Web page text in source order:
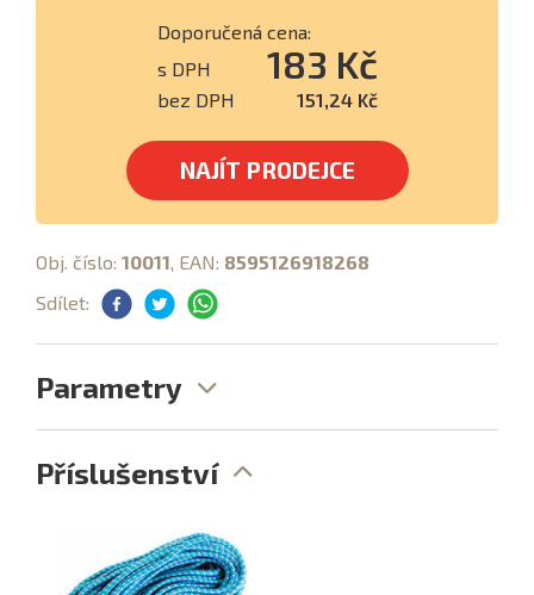
Doporučená cena:
s DPH
183 Kč
bez DPH 151,24 Kč
NAJÍT PRODEJCE
Obj. číslo: 10011, EAN: 8595126918268
Sdílet:
Parametry
Příslušenství